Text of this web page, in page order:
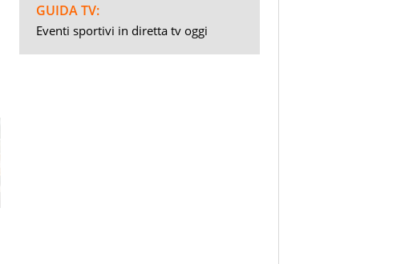
GUIDA TV:
Eventi sportivi in diretta tv oggi